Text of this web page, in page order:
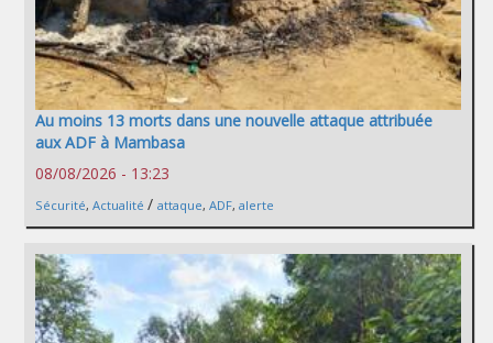
Au moins 13 morts dans une nouvelle attaque attribuée
aux ADF à Mambasa
08/08/2026 - 13:23
Sécurité, Actualité / attaque, ADF, alerte